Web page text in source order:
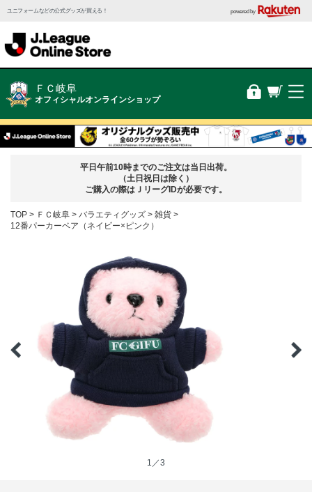
ユニフォームなどの公式グッズが買える！ powered by
ＦＣ岐阜
オフィシャルオンラインショップ
平日午前10時までのご注文は当日出荷。
（土日祝日は除く）
ご購入の際はＪリーグIDが必要です。
TOP ＦＣ岐阜 バラエティグッズ
雑貨
12番パーカーベア（ネイビー×ピンク）
1／3